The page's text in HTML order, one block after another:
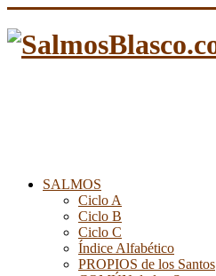
SALMOS
Ciclo A
Ciclo B
Ciclo C
Índice Alfabético
PROPIOS de los Santos